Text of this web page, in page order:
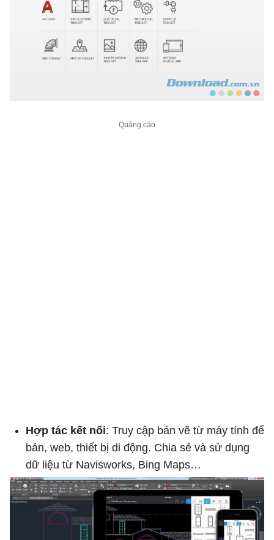
Hợp tác kết nối: Truy cập bản vẽ từ máy tính để
bản, web, thiết bị di động. Chia sẻ và sử dụng
dữ liệu từ Navisworks, Bing Maps…